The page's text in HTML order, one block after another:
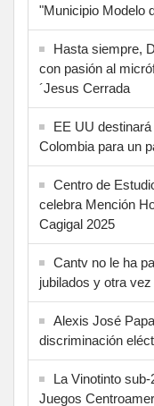
"Municipio Modelo
Hasta siempre,
con pasión al
´Jesus Cerrada
EE UU
Colombia para un
Centro de
celebra Mención
Cagigal 2025
Cantv no le ha
jubilados y otra
Alexis José
discriminación
La Vinotinto
Juegos